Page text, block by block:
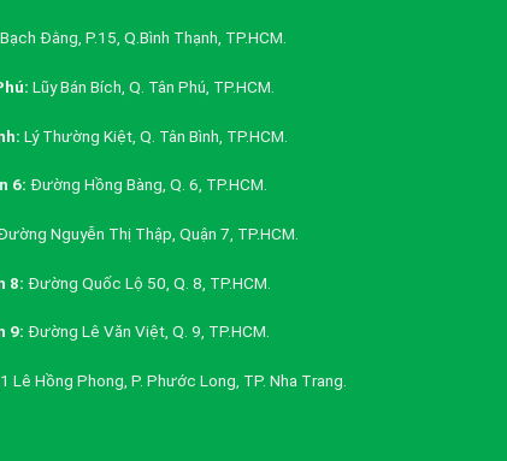
Đằng, P.15, Q.Bình Thạnh, TP.HCM.
Lũy Bán Bích, Q. Tân Phú, TP.HCM.
Lý Thường Kiệt, Q. Tân Bình, TP.HCM.
6: Đường Hồng Bàng, Q. 6, TP.HCM.
Nguyễn Thị Thập, Quận 7, TP.HCM.
8: Đường Quốc Lộ 50, Q. 8, TP.HCM.
9: Đường Lê Văn Việt, Q. 9, TP.HCM.
Lê Hồng Phong, P. Phước Long, TP. Nha Trang.